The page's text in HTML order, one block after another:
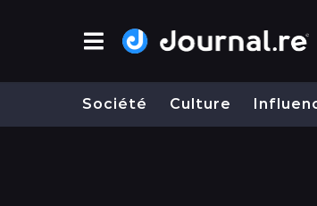
Société Culture